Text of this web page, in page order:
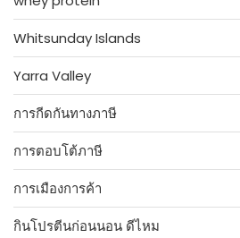
Whitsunday Islands
Yarra Valley
การกีดกันทางภาษี
การตอบโต้ภาษี
การเมืองการค้า
กินโปรตีนก่อนนอน ดีไหม